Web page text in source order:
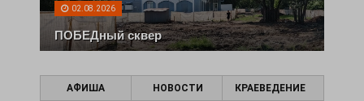
02.08.2026
ПОБЕДный сквер
АФИША НОВОСТИ КРАЕВЕДЕНИЕ